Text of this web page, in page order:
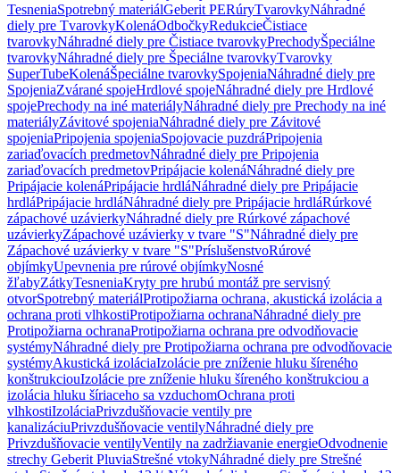
TesneniaSpotrebný materiálGeberit PERúryTvarovkyNáhradné
diely pre TvarovkyKolenáOdbočkyRedukcieČistiace
tvarovkyNáhradné diely pre Čistiace tvarovkyPrechodyŠpeciálne
tvarovkyNáhradné diely pre Špeciálne tvarovkyTvarovky
SuperTubeKolenáŠpeciálne tvarovkySpojeniaNáhradné diely pre
SpojeniaZvárané spojeHrdlové spojeNáhradné diely pre Hrdlové
spojePrechody na iné materiályNáhradné diely pre Prechody na iné
materiályZávitové spojeniaNáhradné diely pre Závitové
spojeniaPripojenia spojeniaSpojovacie puzdráPripojenia
zariaďovacích predmetovNáhradné diely pre Pripojenia
zariaďovacích predmetovPripájacie kolenáNáhradné diely pre
Pripájacie kolenáPripájacie hrdláNáhradné diely pre Pripájacie
hrdláPripájacie hrdláNáhradné diely pre Pripájacie hrdláRúrkové
zápachové uzávierkyNáhradné diely pre Rúrkové zápachové
uzávierkyZápachové uzávierky v tvare "S"Náhradné diely pre
Zápachové uzávierky v tvare "S"PríslušenstvoRúrové
objímkyUpevnenia pre rúrové objímkyNosné
žľabyZátkyTesneniaKryty pre hrubú montáž pre servisný
otvorSpotrebný materiálProtipožiarna ochrana, akustická izolácia a
ochrana proti vlhkostiProtipožiarna ochranaNáhradné diely pre
Protipožiarna ochranaProtipožiarna ochrana pre odvodňovacie
systémyNáhradné diely pre Protipožiarna ochrana pre odvodňovacie
systémyAkustická izoláciaIzolácie pre zníženie hluku šíreného
konštrukciouIzolácie pre zníženie hluku šíreného konštrukciou a
izolácia hluku šíriaceho sa vzduchomOchrana proti
vlhkostiIzoláciaPrivzdušňovacie ventily pre
kanalizáciuPrivzdušňovacie ventilyNáhradné diely pre
Privzdušňovacie ventilyVentily na zadržiavanie energieOdvodnenie
strechy Geberit PluviaStrešné vtokyNáhradné diely pre Strešné